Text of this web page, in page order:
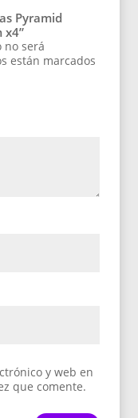
Pyramid
x4”
no será
están marcados
y web en
que comente.